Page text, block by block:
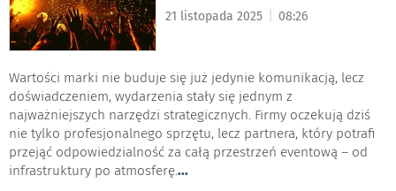
21 listopada 2025 08:26
Wartości marki nie buduje się już jedynie komunikacją, lecz
doświadczeniem, wydarzenia stały się jednym z
najważniejszych narzędzi strategicznych. Firmy oczekują dziś
nie tylko profesjonalnego sprzętu, lecz partnera, który potrafi
przejąć odpowiedzialność za całą przestrzeń eventową – od
infrastruktury po atmosferę....